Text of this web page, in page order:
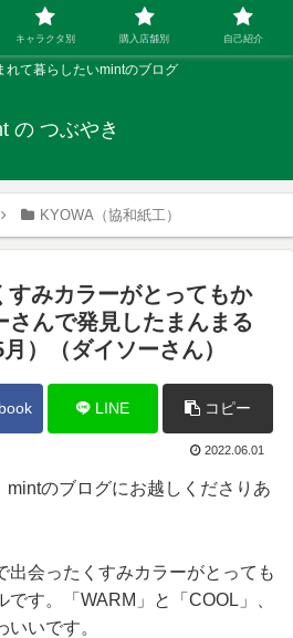
れて暮らしたいmintのブログ
の つぶやき
KYOWA（協和紙工）
すみカラーがとってもか
さんで発見したまんまる
）（ダイソーさん）
LINE コピー
2022.06.01
mintのブログにお越しくださりあ
出会ったくすみカラーがとっても
す。「WARM」と「COOL」、
いです。
キャラクタ別 購入店舗別 自己紹介